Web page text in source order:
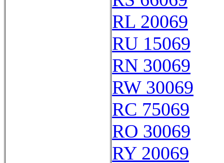
RL 20069
RU 15069
RN 30069
RW 30069
RC 75069
RO 30069
RY 20069